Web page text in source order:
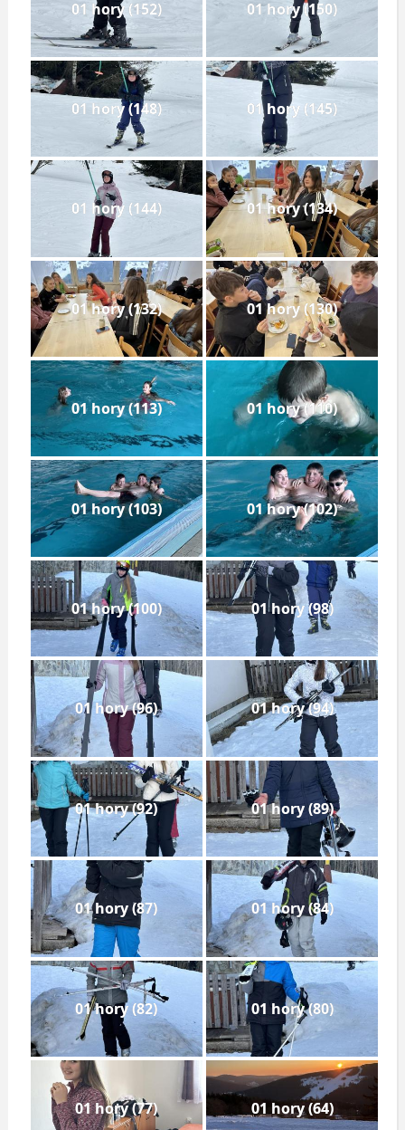
01 hory (152) 01 hory (150)
01 hory (148) 01 hory (145)
01 hory (144) 01 hory (134)
01 hory (132) 01 hory (130)
01 hory (113) 01 hory (110)
01 hory (103) 01 hory (102)
01 hory (100) 01 hory (98)
01 hory (96) 01 hory (94)
01 hory (92) 01 hory (89)
01 hory (87) 01 hory (84)
01 hory (82) 01 hory (80)
01 hory (77) 01 hory (64)